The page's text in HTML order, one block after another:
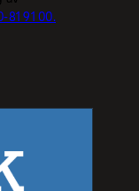
81 91 00.